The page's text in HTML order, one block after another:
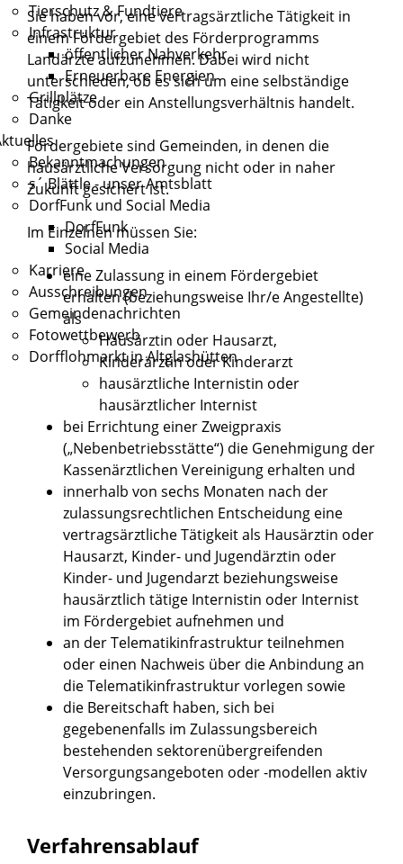
Tierschutz & Fundtiere
Infrastruktur
öffentlicher Nahverkehr
Erneuerbare Energien
Grillplätze
Danke
Bekanntmachungen
s´ Blättle - unser Amtsblatt
DorfFunk und Social Media
DorfFunk
Social Media
Karriere
Ausschreibungen
Gemeindenachrichten
Fotowettbewerb
Dorfflohmarkt in Altglashütten
Sie haben vor, eine vertragsärztliche Tätigkeit in
einem Fördergebiet des Förderprogramms
Landärzte aufzunehmen.Dabei wird nicht
unterschieden, ob es sich um eine selbständige
Tätigkeit oder ein Anstellungsverhältnis handelt.
Fördergebiete sind Gemeinden, in denen die
hausärztliche Versorgung nicht oder in naher
Zukunft gesichert ist.
Im Einzelnen müssen Sie:
eine Zulassung in einem Fördergebiet
erhalten (beziehungsweise Ihr/e Angestellte)
als
Hausärztin oder Hausarzt,
Kinderärztin oder Kinderarzt
hausärztliche Internistin oder
hausärztlicher Internist
bei Errichtung einer Zweigpraxis
(„Nebenbetriebsstätte“) die Genehmigung der
Kassenärztlichen Vereinigung erhalten und
innerhalb von sechs Monaten nach der
zulassungsrechtlichen Entscheidung eine
vertragsärztliche Tätigkeit als Hausärztin oder
Hausarzt, Kinder- und Jugendärztin oder
Kinder- und Jugendarzt beziehungsweise
hausärztlich tätige Internistin oder Internist
im Fördergebiet aufnehmen und
an der Telematikinfrastruktur teilnehmen
oder einen Nachweis über die Anbindung an
die Telematikinfrastruktur vorlegen sowie
die Bereitschaft haben, sich bei
gegebenenfalls im Zulassungsbereich
bestehenden sektorenübergreifenden
Versorgungsangeboten oder -modellen aktiv
einzubringen.
Verfahrensablauf